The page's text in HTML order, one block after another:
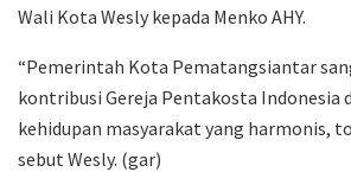
Wali Kota Wesly kepada Menko AHY.
“Pemerintah Kota Pematangsiantar
kontribusi Gereja Pentakosta Indonesia
kehidupan masyarakat yang harmonis,
sebut Wesly. (gar)